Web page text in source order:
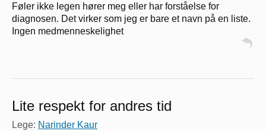
Føler ikke legen hører meg eller har forståelse for
diagnosen. Det virker som jeg er bare et navn på en liste.
Ingen medmenneskelighet
Lite respekt for andres tid
Lege: Narinder Kaur